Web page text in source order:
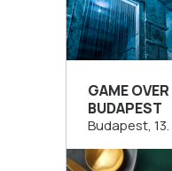
GAME
BUDAPEST
Budapest,